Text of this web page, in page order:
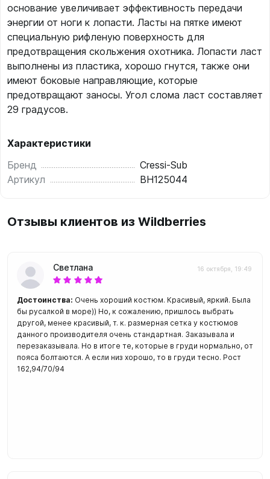
основание увеличивает эффективность передачи
энергии от ноги к лопасти. Ласты на пятке имеют
специальную рифленую поверхность для
предотвращения скольжения охотника. Лопасти ласт
выполнены из пластика, хорошо гнутся, также они
имеют боковые направляющие, которые
предотвращают заносы. Угол слома ласт составляет
29 градусов.
Характеристики
Бренд
Cressi-Sub
Артикул
BH125044
Отзывы клиентов из Wildberries
Светлана 16 октября, 19:49
Достоинства: Очень хороший костюм. Красивый, яркий. Была
бы русалкой в море)) Но, к сожалению, пришлось выбрать
другой, менее красивый, т. к. размерная сетка у костюмов
данного производителя очень стандартная. Заказывала и
перезаказывала. Но в итоге те, которые в груди нормально, от
пояса болтаются. А если низ хорошо, то в груди тесно. Рост
162,94/70/94